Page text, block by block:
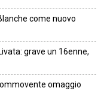
come nuovo
grave un 16enne,
omaggio